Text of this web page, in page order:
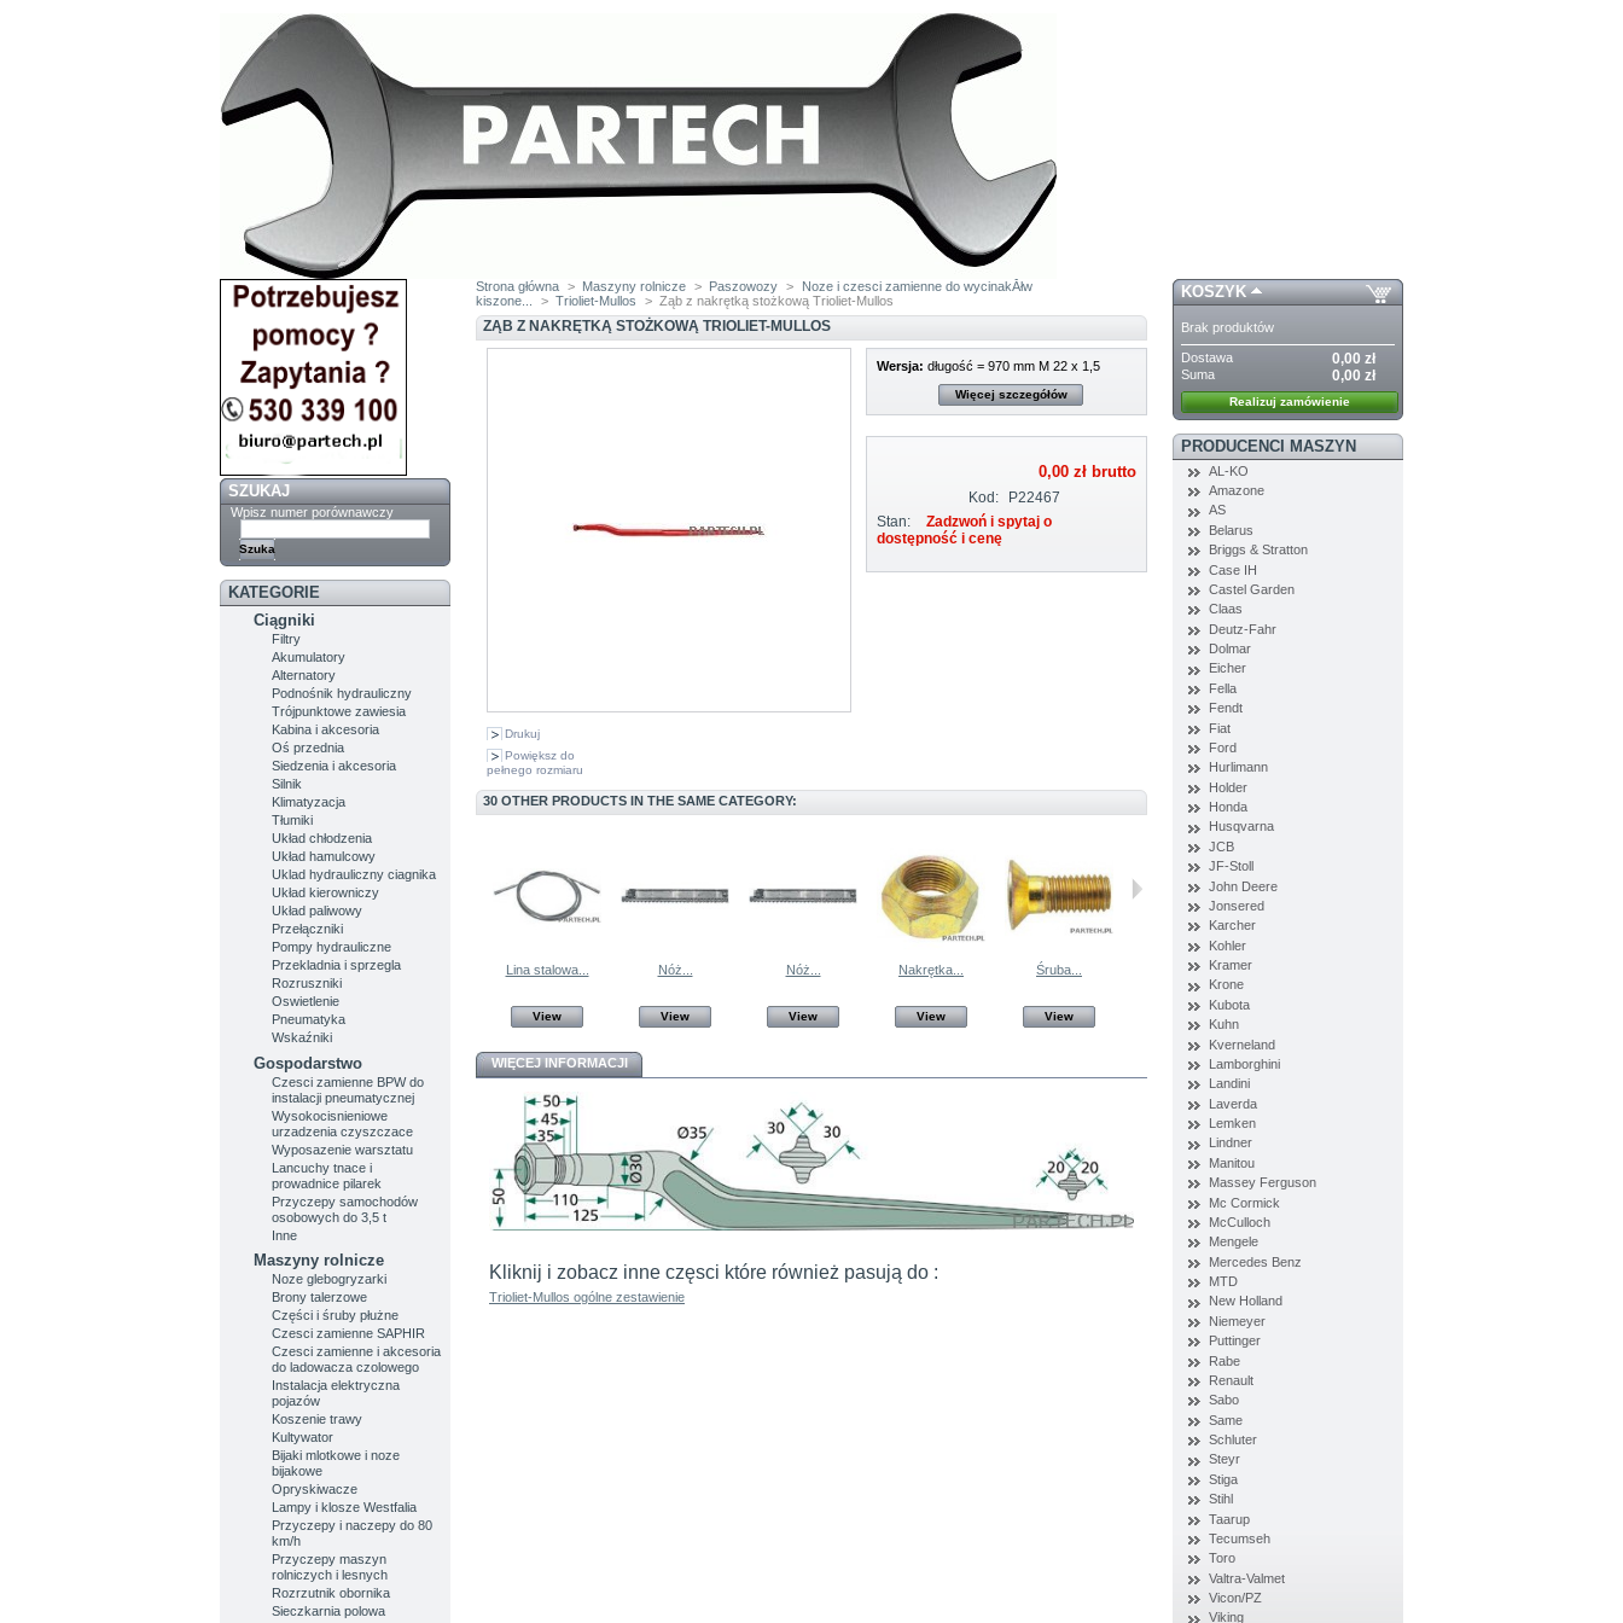
SZUKAJ
Wpisz numer porównawczy
KATEGORIE
Ciągniki
Filtry
Akumulatory
Alternatory
Podnośnik hydrauliczny
Trójpunktowe zawiesia
Kabina i akcesoria
Oś przednia
Siedzenia i akcesoria
Silnik
Klimatyzacja
Tłumiki
Układ chłodzenia
Układ hamulcowy
Uklad hydrauliczny ciagnika
Układ kierowniczy
Układ paliwowy
Przełączniki
Pompy hydrauliczne
Przekladnia i sprzegla
Rozruszniki
Oswietlenie
Pneumatyka
Wskaźniki
Gospodarstwo
Czesci zamienne BPW do
instalacji pneumatycznej
Wysokocisnieniowe
urzadzenia czyszczace
Wyposazenie warsztatu
Lancuchy tnace i
prowadnice pilarek
Przyczepy samochodów
osobowych do 3,5 t
Inne
Maszyny rolnicze
Noze glebogryzarki
Brony talerzowe
Części i śruby płużne
Czesci zamienne SAPHIR
Czesci zamienne i akcesoria
do ladowacza czolowego
Instalacja elektryczna
pojazów
Koszenie trawy
Kultywator
Bijaki mlotkowe i noze
bijakowe
Opryskiwacze
Lampy i klosze Westfalia
Przyczepy i naczepy do 80
km/h
Przyczepy maszyn
rolniczych i lesnych
Rozrzutnik obornika
Sieczkarnia polowa
Strona główna > Maszyny rolnicze > Paszowozy >
Noze i czesci zamienne do wycinakĂłw
kiszone...
> Trioliet-Mullos > Ząb z nakrętką stożkową Trioliet-Mullos
ZĄB Z NAKRĘTKĄ STOŻKOWĄ TRIOLIET-MULLOS
Drukuj
Powiększ do
pełnego rozmiaru
Wersja: długość = 970 mm M 22 x 1,5
Więcej szczegółów
0,00 złbrutto
Kod:
P22467
Stan:
Zadzwoń i spytaj o
dostępność i cenę
30 OTHER PRODUCTS IN THE SAME CATEGORY:
Lina stalowa...
View
Nóż...
View
Nóż...
View
Nakrętka...
View
Śruba...
View
Lina stalowa...
WIĘCEJ INFORMACJI
Kliknij i zobacz inne częsci które również pasują do :
Trioliet-Mullos ogólne zestawienie
KOSZYK
Brak produktów
Dostawa 0,00 zł
Suma 0,00 zł
Realizuj zamówienie
PRODUCENCI MASZYN
AL-KO
Amazone
AS
Belarus
Briggs & Stratton
Case IH
Castel Garden
Claas
Deutz-Fahr
Dolmar
Eicher
Fella
Fendt
Fiat
Ford
Hurlimann
Holder
Honda
Husqvarna
JCB
JF-Stoll
John Deere
Jonsered
Karcher
Kohler
Kramer
Krone
Kubota
Kuhn
Kverneland
Lamborghini
Landini
Laverda
Lemken
Lindner
Manitou
Massey Ferguson
Mc Cormick
McCulloch
Mengele
Mercedes Benz
MTD
New Holland
Niemeyer
Puttinger
Rabe
Renault
Sabo
Same
Schluter
Steyr
Stiga
Stihl
Taarup
Tecumseh
Toro
Valtra-Valmet
Vicon/PZ
Viking